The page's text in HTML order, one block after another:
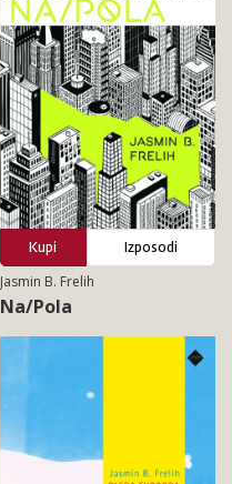
Kupi
Izposodi
Jasmin B. Frelih
Na/Pola